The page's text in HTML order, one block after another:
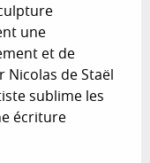
une
et de
de Staël
sublime les
écriture